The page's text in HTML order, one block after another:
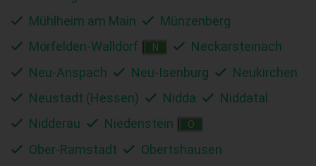
Mühlheim am Main
Münzenberg
Mörfelden-Walldorf
N
Neckarsteinach
Neu-Anspach
Neu-Isenburg
Neukirchen
Neustadt (Hessen)
Nidda
Niddatal
Nidderau
Niedenstein O
Ober-Ramstadt
Obertshausen